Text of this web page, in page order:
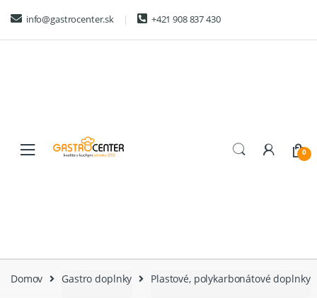
navigation
content
info@gastrocenter.sk +421 908 837 430
0
Domov Gastro doplnky Plastové, polykarbonátové doplnky